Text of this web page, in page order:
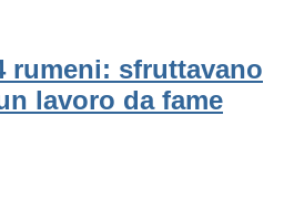
rumeni: sfruttavano
lavoro da fame